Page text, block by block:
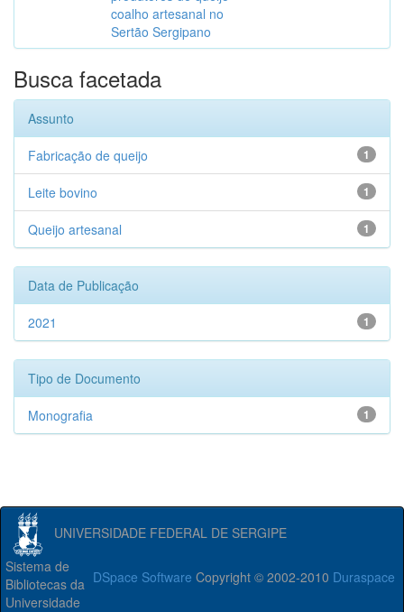
coalho artesanal no
Sertão Sergipano
Busca facetada
Assunto
1
Fabricação de queijo
1
Leite bovino
1
Queijo artesanal
Data de Publicação
1
2021
Tipo de Documento
1
Monografia
UNIVERSIDADE FEDERAL DE SERGIPE
DSpace Software Copyright © 2002-2010 Duraspace
Sistema de
Bibliotecas da
Universidade